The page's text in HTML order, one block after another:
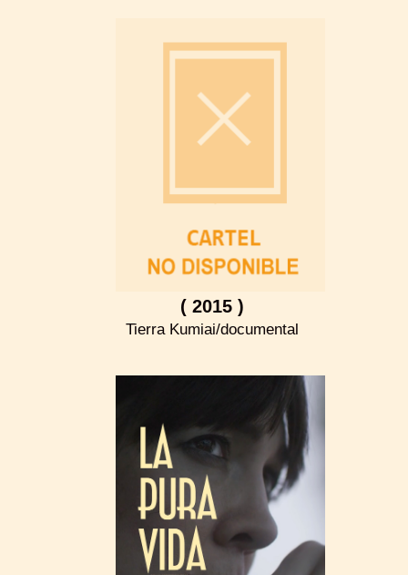
( 2015 )
Tierra Kumiai/documental